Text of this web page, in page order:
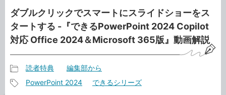
ダブルクリックでスマートにスライドショーをス
タートする -『できるPowerPoint 2024 Copilot
対応 Office 2024＆Microsoft 365版』動画解説
事
読者特典 編集部から
PowerPoint 2024 できるシリーズ